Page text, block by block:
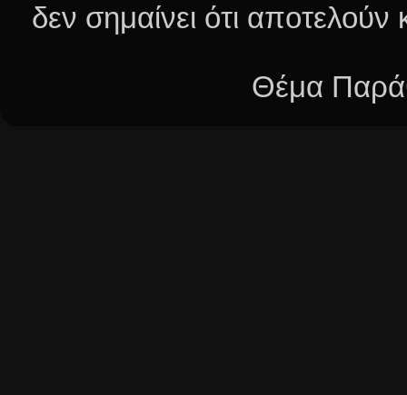
δεν σημαίνει ότι
Θέμα